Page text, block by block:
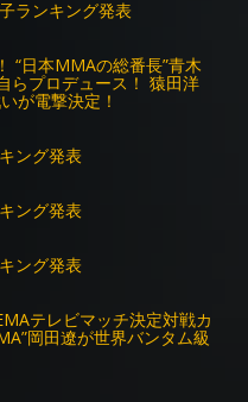
ランキング発表
“日本MMAの総番長”青木
らプロデュース！ 猿田洋
が電撃決定！
ング発表
ング発表
ング発表
テレビマッチ決定対戦カ
岡田遼が世界バンタム級